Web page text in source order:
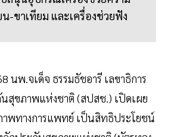
-ขาเทียม และเครื่องช่วยฟัง
นพ.จเด็จ ธรรมธัชอารี เลขาธิการ
สุขภาพแห่งชาติ (สปสช.) เปิดเผย
าพทางการแพทย์ เป็นสิทธิประโยชน์